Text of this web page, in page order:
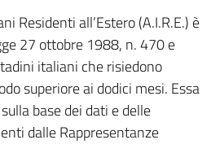
Residenti all’Estero (A.I.R.E.) è
27 ottobre 1988, n. 470 e
italiani che risiedono
superiore ai dodici mesi. Essa
base dei dati e delle
dalle Rappresentanze